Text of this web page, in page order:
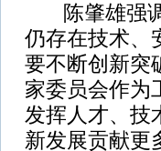
陈肇雄强调
仍存在技术、
要不断创新突
家委员会作为
发挥人才、技
新发展贡献更